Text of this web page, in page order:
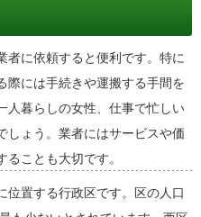
者に依頼すると便利です。特に
際には手続きや運搬する手間を
人暮らしの女性、仕事で忙しい
しょう。業者にはサービスや価
ことも大切です。
位置する行政区です。区の人口